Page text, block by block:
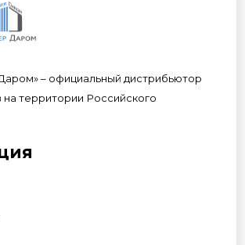
– официальный дистрибьютор
на территории Российского